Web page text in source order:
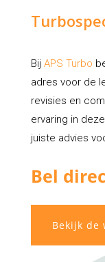
Bij APS Turbo
adres voor de
revisies en
ervaring in
juiste advies
Bel
Bekijk de